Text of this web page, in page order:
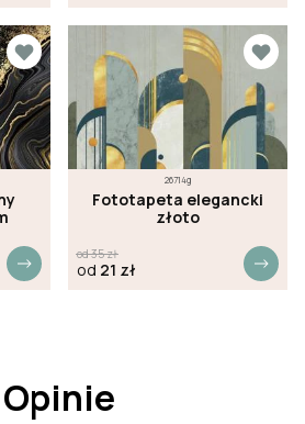
26714g
Fototapeta elegancki
złoto
od35zł
od 21 zł
Opinie